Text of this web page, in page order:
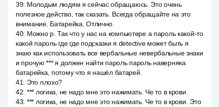
39: Молодым людям я сейчас обращаюсь. Это очень
полезное действо, так сказать. Всегда обращайте на это
внимание. Батарейка. Отлично.
40: Можно р. Так что у нас на компьютере a пароль какой-то
какой пароль где где подсказки я detective может быть я
знаю как использовать все вербальные невербальные знаки
и прочую *** я должен найти пароль пароль наверняка
батарейка, потому что я нашёл батарей.
41: Это плохо?
42: *** логика, не надо мне это нажимать. Че то в крови.
43: *** логика, не надо мне это нажимать. Че то в крови. Это